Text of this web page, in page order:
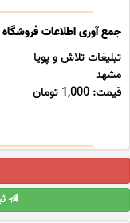
جمع آوری اطلاعات
تبلیغات تلاش و پویا
مشهد
قیمت: 1,000 تومان